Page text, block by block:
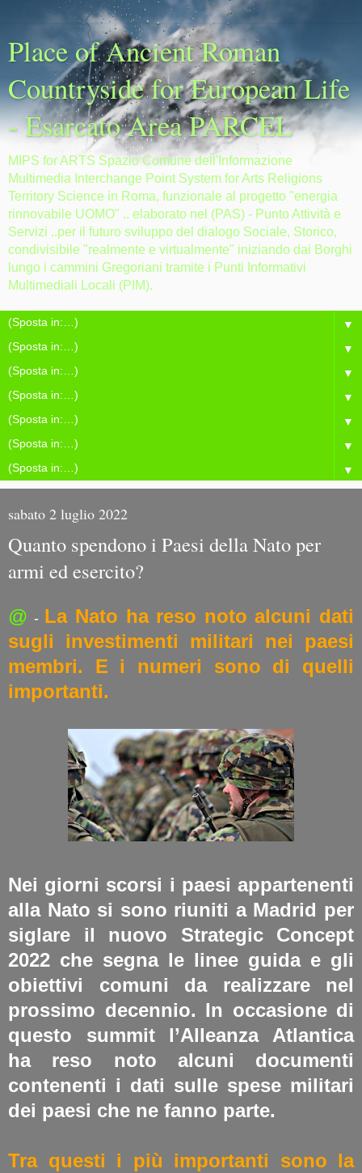
Place of Ancient Roman
Countryside for European Life
- Esarcato Area PARCEL
MIPS for ARTS Spazio Comune dell'Informazione
Multimedia Interchange Point System for Arts Religions
Territory Science in Roma, funzionale al progetto "energia
rinnovabile UOMO" .. elaborato nel (PAS) - Punto Attività e
Servizi ..per il futuro sviluppo del dialogo Sociale, Storico,
condivisibile "realmente e virtualmente" iniziando dai Borghi
lungo i cammini Gregoriani tramite i Punti Informativi
Multimediali Locali (PIM).
▼
▼
▼
▼
▼
▼
▼
sabato 2 luglio 2022
Quanto spendono i Paesi della Nato per
armi ed esercito?
@ - La Nato ha reso noto alcuni dati
sugli investimenti militari nei paesi
membri. E i numeri sono di quelli
importanti.
Nei giorni scorsi i paesi appartenenti
alla Nato si sono riuniti a Madrid per
siglare il nuovo Strategic Concept
2022 che segna le linee guida e gli
obiettivi comuni da realizzare nel
prossimo decennio. In occasione di
questo summit l’Alleanza Atlantica
ha reso noto alcuni documenti
contenenti i dati sulle spese militari
dei paesi che ne fanno parte.
Tra questi i più importanti sono la